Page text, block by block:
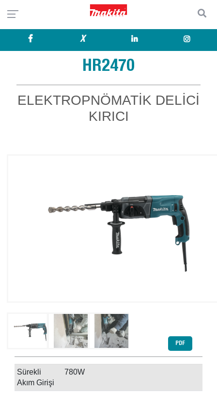
X
HR2470
ELEKTROPNÖMATİK DELİCİ
KIRICI
PDF
Sürekli
Akım Girişi
780W